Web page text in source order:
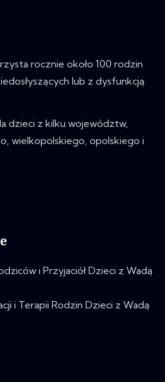
rocznie około 100 rodzin
lub z dysfunkcją
dzieci z kilku województw,
wielkopolskiego, opolskiego i
i Przyjaciół Dzieci z Wadą
i Terapii Rodzin Dzieci z Wadą